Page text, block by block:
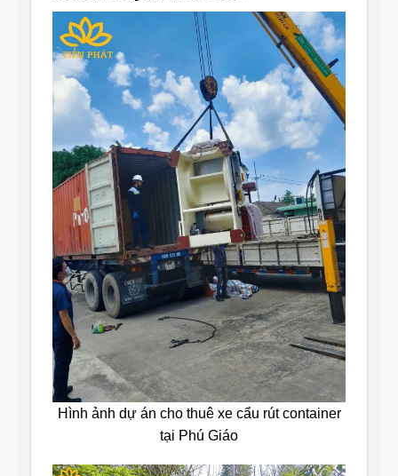
Hình ảnh dự án cho thuê xe cẩu rút container
tại Phú Giáo